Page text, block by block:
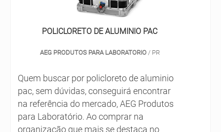
Dentre as vantagens proporcionadas pela
aplicação, destacam-se: Remoção de
incrustações gordurosas, sujeiras
desobstrução de tubulações entupidas
crostas de difícil remoção; Excelente
custo-benefício; Uso facilitado. A
substância é líquida, não contém perfume,
possui o pH adequado e é desincrustante.
POLICLORETO DE ALUMINIO PAC
AEG PRODUTOS PARA LABORATORIO/ PR
Quem buscar por policloreto de aluminio
pac, sem dúvidas, conseguirá encontrar
na referência do mercado, AEG Produtos
para Laboratório. Ao comprar na
organização que mais se destaca no